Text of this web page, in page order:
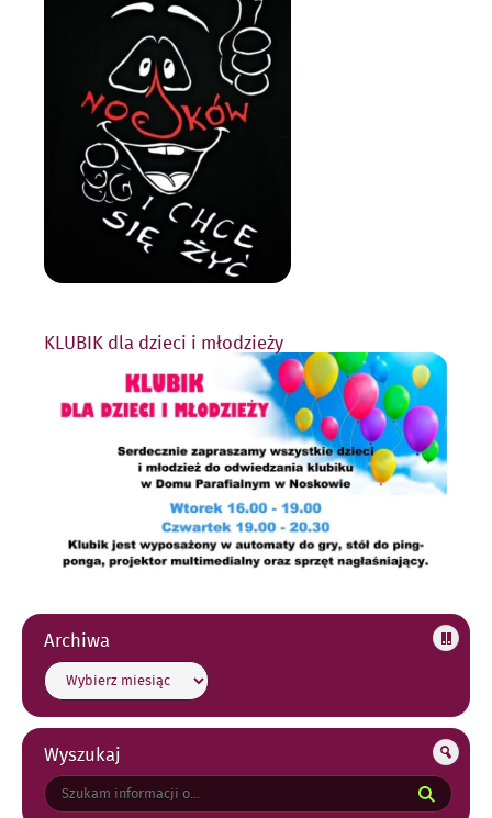
KLUBIK dla dzieci i młodzieży
Archiwa
Archiwa
Wyszukaj
Tutaj
wpisz